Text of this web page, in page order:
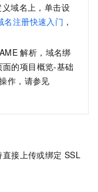
域名上，单击设
名注册快速入门 ，
解析，域名绑
面的项目概览-基础
作，请参见
直接上传或绑定 SSL